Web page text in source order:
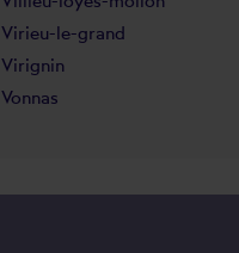
Virieu-le-grand
Virignin
Vonnas